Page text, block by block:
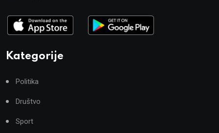
Kategorije
Politika
Društvo
Sport